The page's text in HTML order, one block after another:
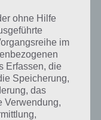
Xtreme
Xtreme gewechselt
diesem Auto für
verpflichtet den
ist. Es gibt
erst später machen
ohne Hilfe
im
Erfassen, die
Speicherung,
das
Verwendung,